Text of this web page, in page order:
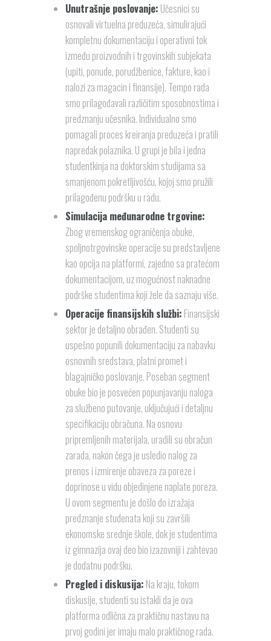
Unutrašnje poslovanje: Učesnici su
osnovali virtuelna preduzeća, simulirajući
kompletnu dokumentaciju i operativni tok
između proizvodnih i trgovinskih subjekata
(upiti, ponude, porudžbenice, fakture, kao i
nalozi za magacin i finansije). Tempo rada
smo prilagođavali različitim sposobnostima i
predznanju učesnika. Individualno smo
pomagali proces kreiranja preduzeća i pratili
napredak polaznika. U grupi je bila i jedna
studentkinja na doktorskim studijama sa
smanjenom pokretljivošću, kojoj smo pružili
prilagođenu podršku u radu.
Simulacija međunarodne trgovine:
Zbog vremenskog ograničenja obuke,
spoljnotrgovinske operacije su predstavljene
kao opcija na platformi, zajedno sa pratećom
dokumentacijom, uz mogućnost naknadne
podrške studentima koji žele da saznaju više.
Operacije finansijskih službi: Finansijski
sektor je detaljno obrađen. Studenti su
uspešno popunili dokumentaciju za nabavku
osnovnih sredstava, platni promet i
blagajničko poslovanje. Poseban segment
obuke bio je posvećen popunjavanju naloga
za službeno putovanje, uključujući i detaljnu
specifikaciju obračuna. Na osnovu
pripremljenih materijala, uradili su obračun
zarada, nakon čega je usledio nalog za
prenos i izmirenje obaveza za poreze i
doprinose u vidu objedinjene naplate poreza.
U ovom segmentu je došlo do izražaja
predznanje studenata koji su završili
ekonomske srednje škole, dok je studentima
iz gimnazija ovaj deo bio izazovniji i zahtevao
je dodatnu podršku.
Pregled i diskusija: Na kraju, tokom
diskusije, studenti su istakli da je ova
platforma odlična za praktičnu nastavu na
prvoj godini jer imaju malo praktičnog rada.